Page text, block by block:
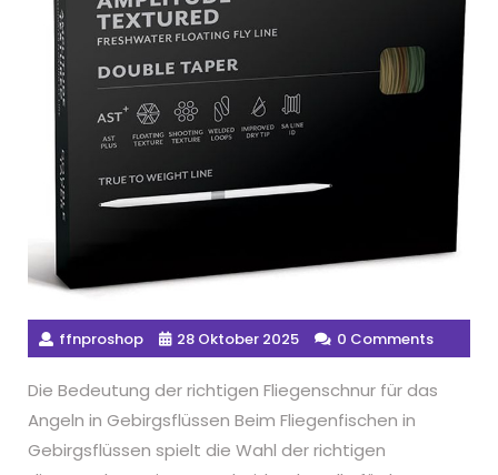
ffnproshop 28 Oktober 2025 0 Comments
Die Bedeutung der richtigen Fliegenschnur für das
Angeln in Gebirgsflüssen Beim Fliegenfischen in
Gebirgsflüssen spielt die Wahl der richtigen